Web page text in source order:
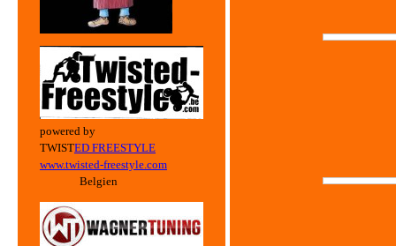
powered by
TWISTED FREESTYLE
www.twisted-freestyle.com
Belgien